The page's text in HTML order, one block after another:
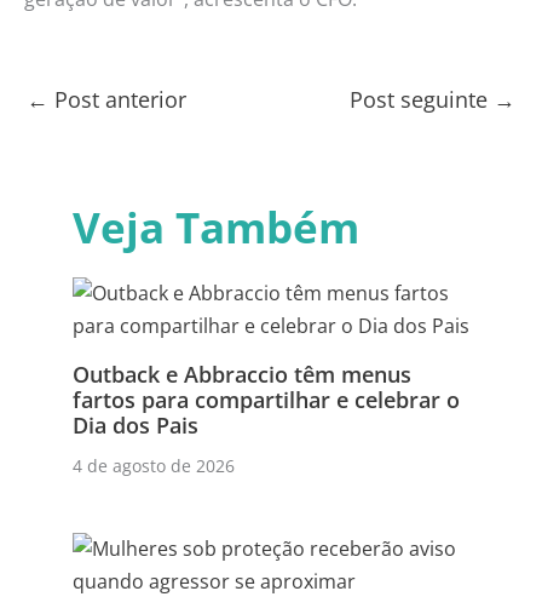
← Post anterior Post seguinte →
Veja Também
Outback e Abbraccio têm menus
fartos para compartilhar e celebrar o
Dia dos Pais
4 de agosto de 2026